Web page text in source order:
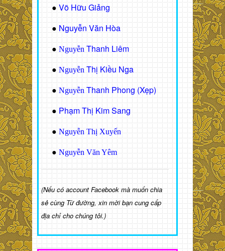
● Võ Hữu Giảng
● Nguyễn Văn Hòa
● Nguyễn Thanh Liêm
● Nguyễn Thị Kiều Nga
● Nguyễn Thanh Phong (Xẹp)
● Phạm Thị Kim Sang
● Nguyễn Thị Xuyến
● Nguyễn Văn Yêm
(Nếu có account Facebook mà muốn chia
sẻ cùng Từ đường, xin mời bạn cung cấp
địa chỉ cho chúng tôi.)